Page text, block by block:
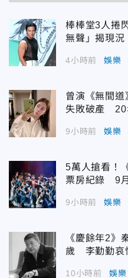
棒棒堂3人捲
無聲」揭現況
4小時前 娛樂
曾演《無間
失敗破產 20
9小時前 娛樂
5萬人搶看！
票房紀錄 9
9小時前 娛樂
《慶餘年2
歲 李勤勤哀
10小時前 娛樂